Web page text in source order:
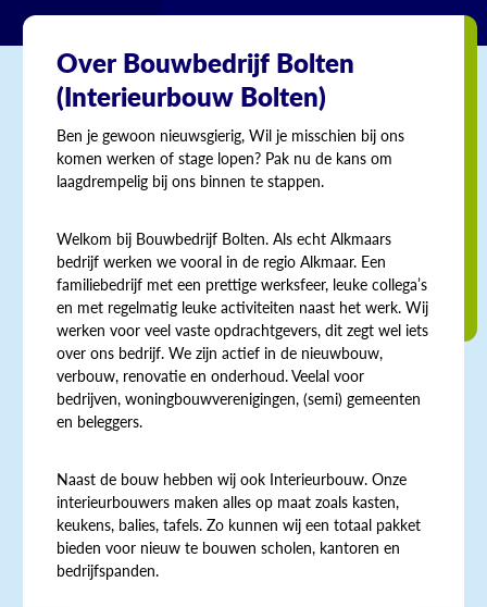
Over Bouwbedrijf Bolten
(Interieurbouw Bolten)
Ben je gewoon nieuwsgierig, Wil je misschien bij ons
komen werken of stage lopen? Pak nu de kans om
laagdrempelig bij ons binnen te stappen.
Welkom bij Bouwbedrijf Bolten. Als echt Alkmaars
bedrijf werken we vooral in de regio Alkmaar. Een
familiebedrijf met een prettige werksfeer, leuke collega’s
en met regelmatig leuke activiteiten naast het werk. Wij
werken voor veel vaste opdrachtgevers, dit zegt wel iets
over ons bedrijf. We zijn actief in de nieuwbouw,
verbouw, renovatie en onderhoud. Veelal voor
bedrijven, woningbouwverenigingen, (semi) gemeenten
en beleggers.
Naast de bouw hebben wij ook Interieurbouw. Onze
interieurbouwers maken alles op maat zoals kasten,
keukens, balies, tafels. Zo kunnen wij een totaal pakket
bieden voor nieuw te bouwen scholen, kantoren en
bedrijfspanden.